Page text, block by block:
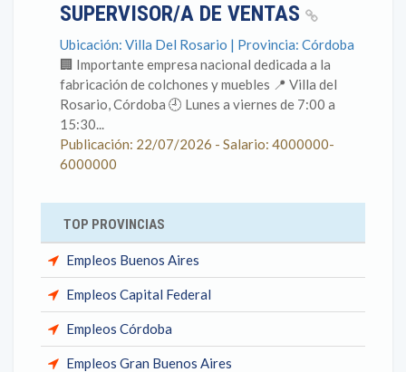
SUPERVISOR/A DE VENTAS
Ubicación: Villa Del Rosario | Provincia: Córdoba
🏢 Importante empresa nacional dedicada a la
fabricación de colchones y muebles 📍 Villa del
Rosario, Córdoba 🕘 Lunes a viernes de 7:00 a
15:30...
Publicación: 22/07/2026 - Salario: 4000000-
6000000
TOP PROVINCIAS
Empleos Buenos Aires
Empleos Capital Federal
Empleos Córdoba
Empleos Gran Buenos Aires